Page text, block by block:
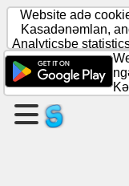
Warak
kunkunne
Karapka
Website adə
Kasadənəmlan,
Analyticsbe